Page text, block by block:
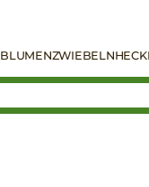
BLUMENZWIEBELN